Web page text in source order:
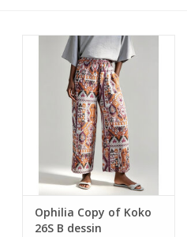
Ophilia Copy of Koko
26S B dessin